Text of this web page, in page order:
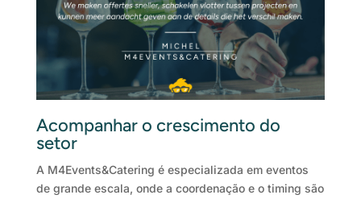
Acompanhar o crescimento do
setor
A M4Events&Catering é especializada em eventos
de grande escala, onde a coordenação e o timing são